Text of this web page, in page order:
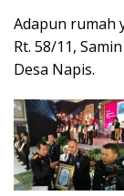
Adapun rumah
Rt. 58/11,
Desa Napis.